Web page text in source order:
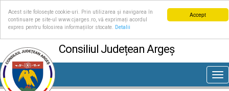
Accept
Acest site folosește cookie-uri. Prin utilizarea și navigarea în
continuare pe site-ul www.cjarges.ro, vă exprimați acordul
expres pentru folosirea informațiilor stocate.
Detalii
Consiliul Județean Argeș